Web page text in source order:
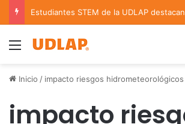
Menu
Inicio / impacto riesgos hidrometeorológicos
impacto